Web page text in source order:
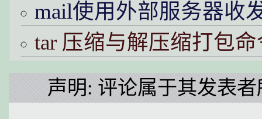
mail使用外部服务器收
tar 压缩与解压缩打包命
声明: 评论属于其发表